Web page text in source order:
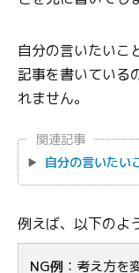
自分の言いたいこ
記事を書いている
れません。
関連記事
自分の言いたい
例えば、以下のよ
NG例 ：考え方を